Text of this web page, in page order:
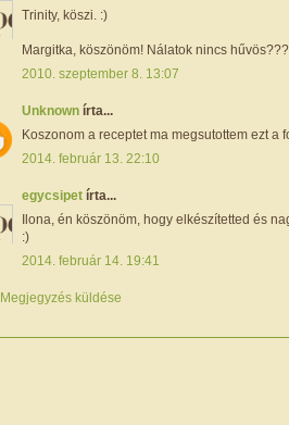
Trinity, köszi. :)
Margitka, köszönöm! Nálatok nincs
2010. szeptember 8. 13:07
Unknown írta...
Koszonom a receptet ma megsutottem ezt a
2014. február 13. 22:10
egycsipet írta...
Ilona, én köszönöm, hogy elkészítetted és
:)
2014. február 14. 19:41
Megjegyzés küldése